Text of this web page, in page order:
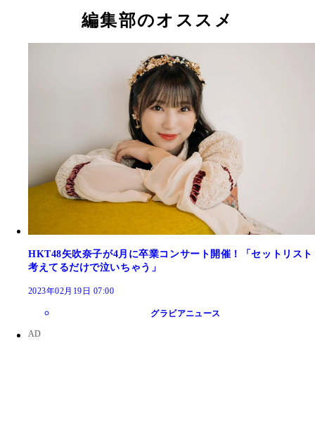
編集部のオススメ
HKT48矢吹奈子が4月に卒業コンサート開催！「セットリスト
考えてるだけで泣いちゃう」
2023年02月19日 07:00
グラビアニュース